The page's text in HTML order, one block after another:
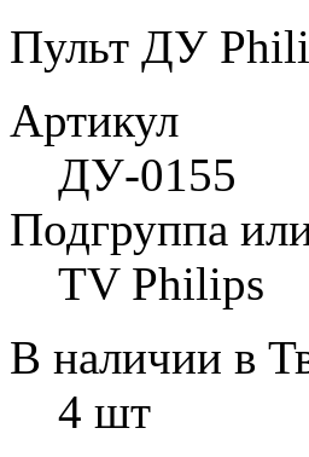
Пульт ДУ
Артикул
ДУ-0155
Подгруппа
TV Philips
В наличии в
4 шт